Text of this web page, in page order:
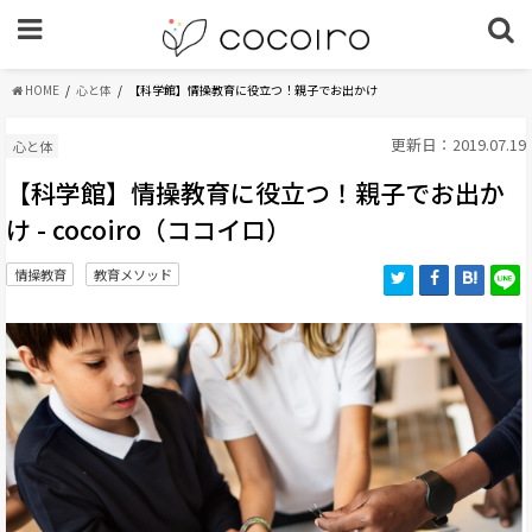
HOME 心と体 【科学館】情操教育に役立つ！親子でお出かけ
心と体 更新日：2019.07.19
【科学館】情操教育に役立つ！親子でお出か
け - cocoiro（ココイロ）
情操教育 教育メソッド